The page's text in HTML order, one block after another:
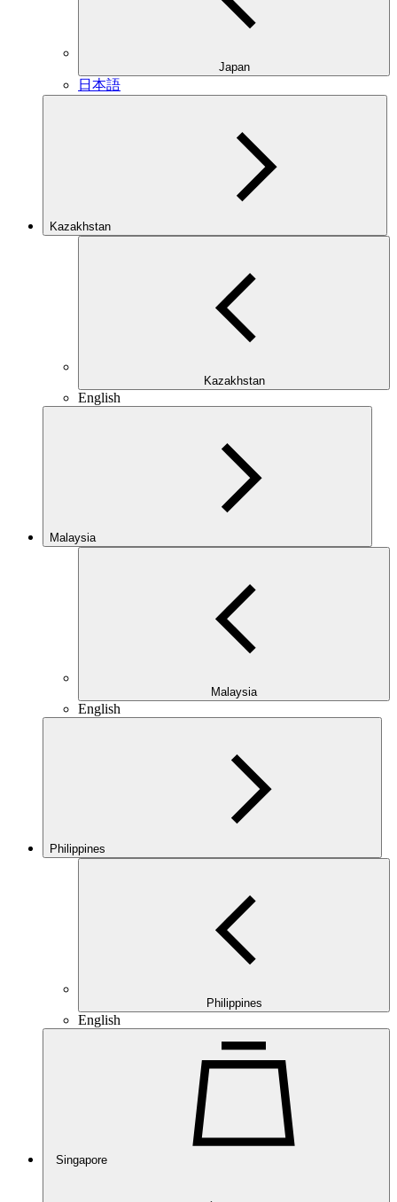
Japan
日本語
Kazakhstan
Kazakhstan
English
Malaysia
Malaysia
English
Philippines
Philippines
English
Singapore